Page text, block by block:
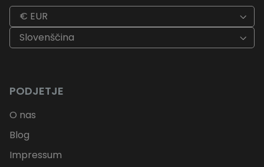
€ EUR
Slovenščina
PODJETJE
O nas
Blog
Impressum